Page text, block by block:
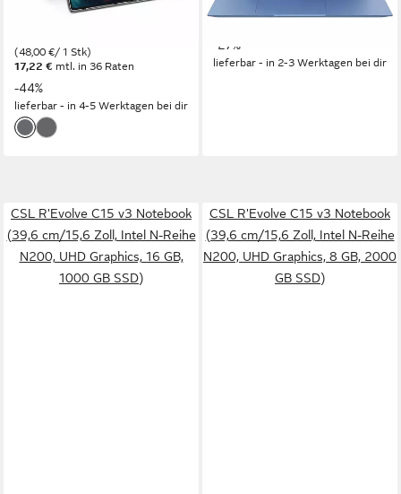
Speicherkapazität
(48,00 €/ 1 Stk)
17,22 € mtl. in 36 Raten
-44%
lieferbar - in 4-5 Werktagen bei dir
ab 569,99 €
-27%
lieferbar - in 2-3 Werktagen bei dir
CSL R'Evolve C15 v3 Notebook
(39,6 cm/15,6 Zoll, Intel N-Reihe
N200, UHD Graphics, 16 GB,
1000 GB SSD)
CSL R'Evolve C15 v3 Notebook
(39,6 cm/15,6 Zoll, Intel N-Reihe
N200, UHD Graphics, 8 GB, 2000
GB SSD)